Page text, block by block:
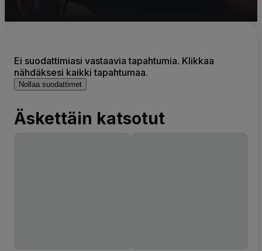
Ei suodattimiasi vastaavia tapahtumia. Klikkaa
nähdäksesi kaikki tapahtumaa.
Nollaa suodattimet
Äskettäin katsotut